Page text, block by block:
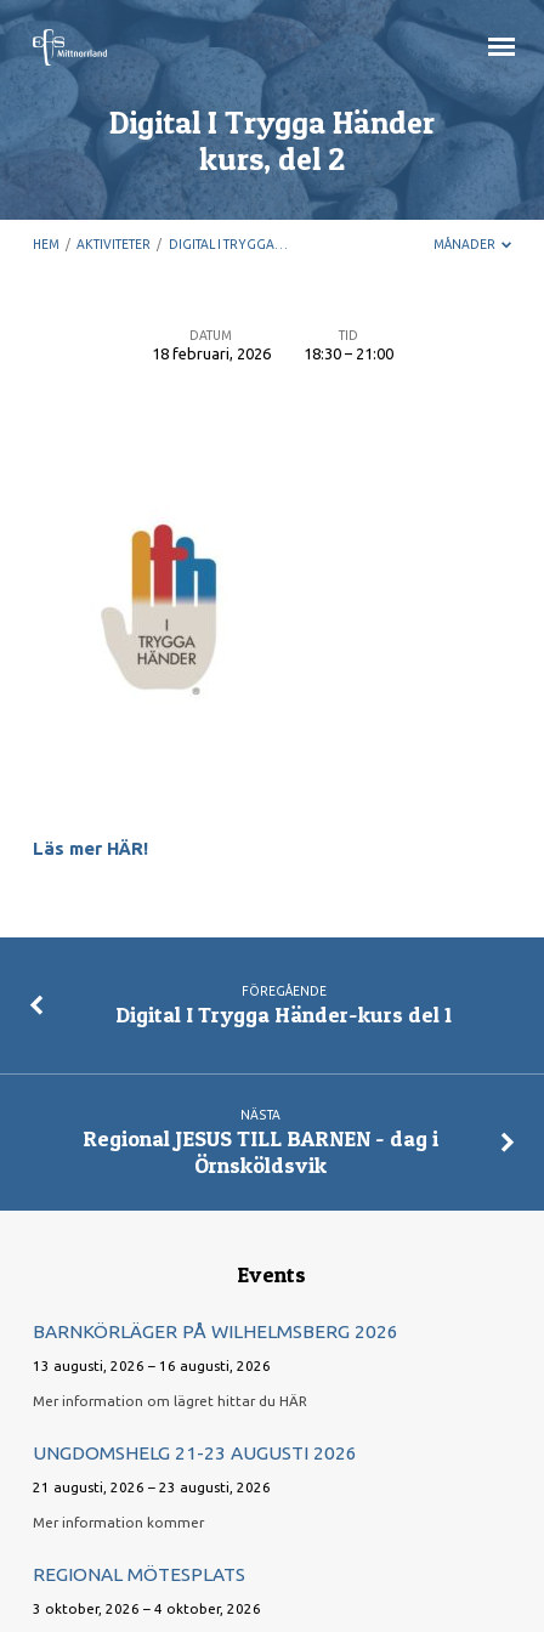
Digital I Trygga Händer
kurs, del 2
HEM / AKTIVITETER / DIGITAL I TRYGGA… MÅNADER
DATUM
18 februari, 2026
TID
18:30 – 21:00
Läs mer HÄR!
FÖREGÅENDE
Digital I Trygga Händer-kurs del 1
NÄSTA
Regional JESUS TILL BARNEN - dag i
Örnsköldsvik
Events
BARNKÖRLÄGER PÅ WILHELMSBERG 2026
13 augusti, 2026 – 16 augusti, 2026
Mer information om lägret hittar du HÄR
UNGDOMSHELG 21-23 AUGUSTI 2026
21 augusti, 2026 – 23 augusti, 2026
Mer information kommer
REGIONAL MÖTESPLATS
3 oktober, 2026 – 4 oktober, 2026